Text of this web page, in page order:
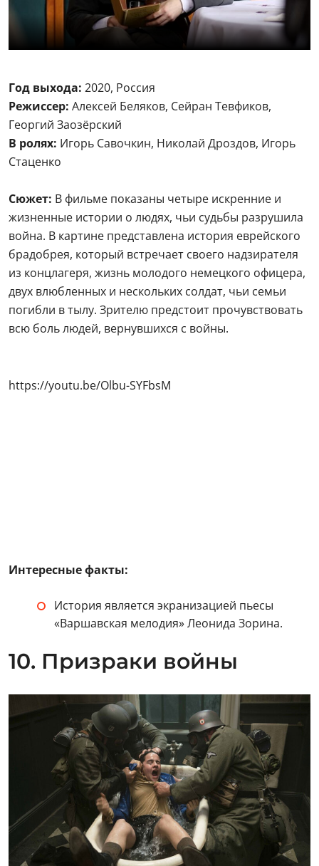
Год выхода: 2020, Россия
Режиссер: Алексей Беляков, Сейран Тевфиков,
Георгий Заозёрский
В ролях: Игорь Савочкин, Николай Дроздов, Игорь
Стаценко
Сюжет: В фильме показаны четыре искренние и
жизненные истории о людях, чьи судьбы разрушила
война. В картине представлена история еврейского
брадобрея, который встречает своего надзирателя
из концлагеря, жизнь молодого немецкого офицера,
двух влюбленных и нескольких солдат, чьи семьи
погибли в тылу. Зрителю предстоит прочувствовать
всю боль людей, вернувшихся с войны.
https://youtu.be/Olbu-SYFbsM
Интересные факты:
История является экранизацией пьесы
«Варшавская мелодия» Леонида Зорина.
10. Призраки войны